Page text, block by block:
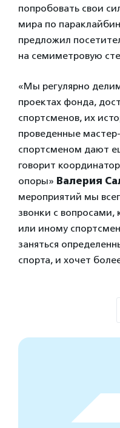
попробовать свои
мира по
предложил
на семиметровую
«Мы регулярно
проектах фонда,
спортсменов, их
проведенные
спортсменом дают
говорит
опоры» Валерия
мероприятий мы
звонки с вопросами,
или иному
заняться
спорта, и хочет